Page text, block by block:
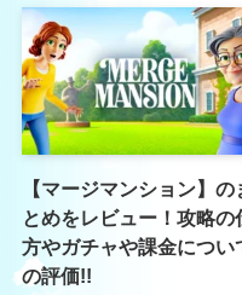
【マージマンション】の
とめをレビュー！攻略の
方やガチャや課金につい
の評価!!